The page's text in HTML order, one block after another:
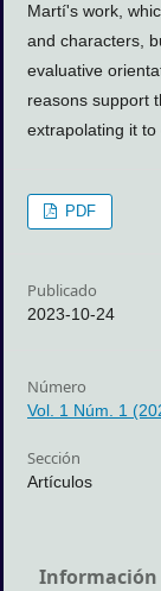
Martí's work,
and characters,
evaluative
reasons support
extrapolating it to
PDF
Publicado
2023-10-24
Número
Vol. 1 Núm. 1
Sección
Artículos
Información